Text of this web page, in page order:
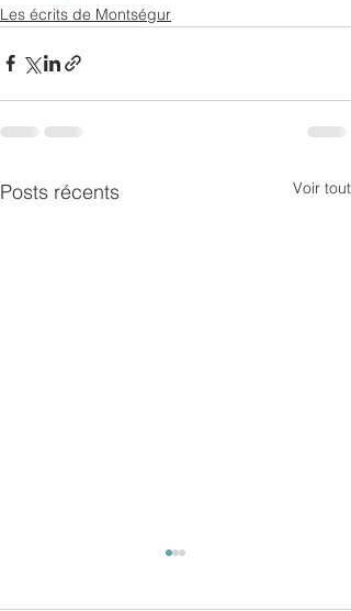
Les écrits de Montségur
Posts récents Voir tout